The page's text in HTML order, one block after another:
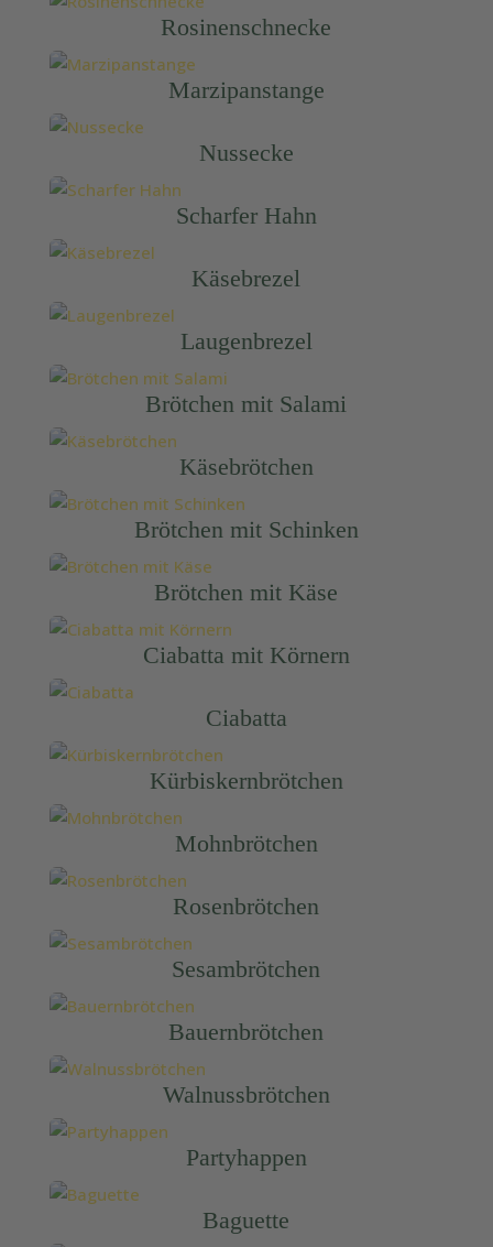
Rosinenschnecke
Marzipanstange
Nussecke
Scharfer Hahn
Käsebrezel
Laugenbrezel
Brötchen mit Salami
Käsebrötchen
Brötchen mit Schinken
Brötchen mit Käse
Ciabatta mit Körnern
Ciabatta
Kürbiskernbrötchen
Mohnbrötchen
Rosenbrötchen
Sesambrötchen
Bauernbrötchen
Walnussbrötchen
Partyhappen
Baguette